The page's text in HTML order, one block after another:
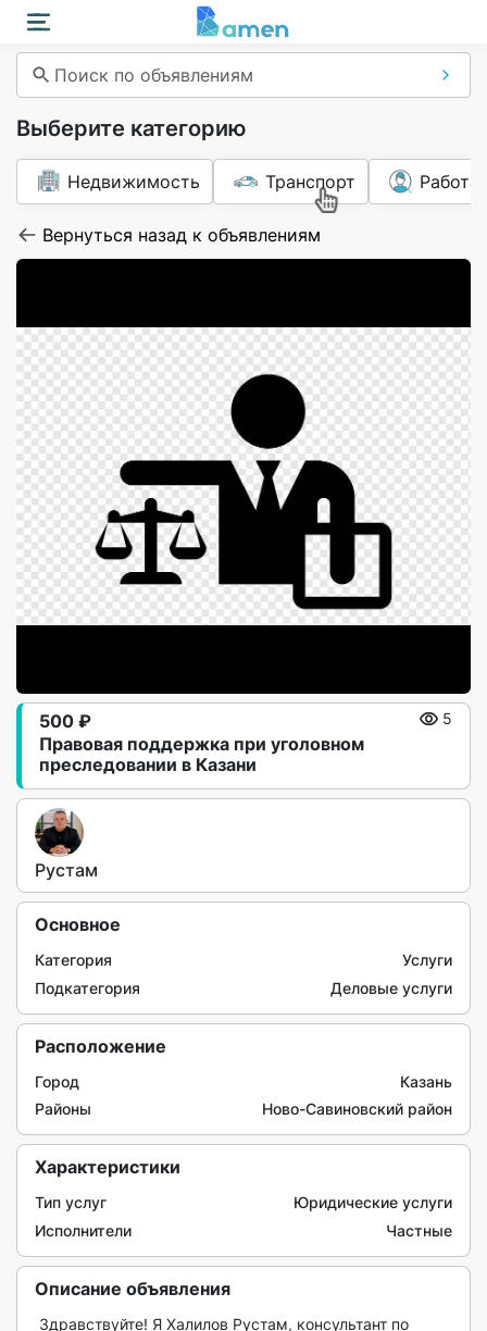
Поиск по объявлениям
Выберите категорию
Недвижимость Транспорт Работа
Вернуться назад к объявлениям
Правовая поддержка при уголовном
преследовании в Казани
500 ₽ 5
Рустам
Основное
Категория
Услуги
Подкатегория
Деловые услуги
Расположение
Город
Казань
Районы
Ново-Савиновский район
Характеристики
Тип услуг
Юридические услуги
Исполнители
Частные
Описание объявления